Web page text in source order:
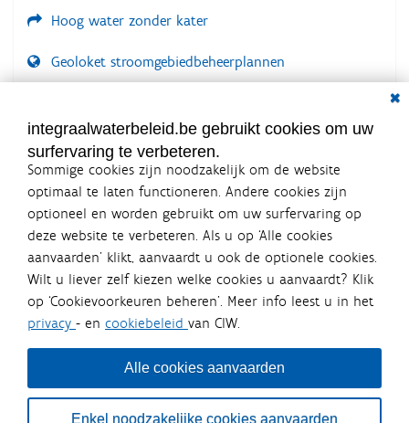
Hoog water zonder kater
Geoloket stroomgebiedbeheerplannen
LOGIN VEREIST
integraalwaterbeleid.be gebruikt cookies om uw
surfervaring te verbeteren.
Sommige cookies zijn noodzakelijk om de website
optimaal te laten functioneren. Andere cookies zijn
optioneel en worden gebruikt om uw surfervaring op
deze website te verbeteren. Als u op ‘Alle cookies
aanvaarden’ klikt, aanvaardt u ook de optionele cookies.
Wilt u liever zelf kiezen welke cookies u aanvaardt? Klik
op ‘Cookievoorkeuren beheren’. Meer info leest u in het
privacy - en cookiebeleid van CIW.
Alle cookies aanvaarden
Enkel noodzakelijke cookies aanvaarden
Integraalwaterbeleid.be is een
officiële website van de Vlaamse
overheid
uitgegeven door Coördinatiecommissie Integraal
Waterbeleid
De Coördinatiecommissie Integraal Waterbeleid (CIW) is een
bestuursniveaus die bij het waterbeleid betrokken zijn. Ook
waterbedrijven nemen deel aan het overleg. Deze
samenwerking zorgt voor een gecoördineerde en
geïntegreerde aanpak van het waterbeleid en waterbeheer